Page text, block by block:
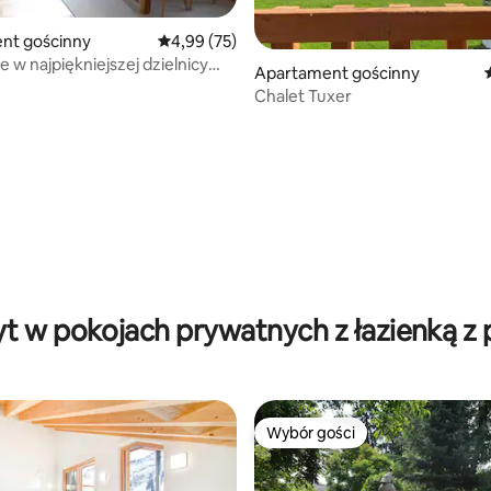
liczba recenzji: 73
gościnny Średnia ocena: 4,99 na 5, liczba recenzji: 75
4,99 (75)
w najpiękniejszej dzielnicy
Apartament gościnny
Chalet Tuxer
w pokojach prywatnych z łazienką z
Wybór gości
Wybór gości